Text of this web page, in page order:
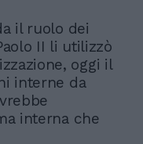
il ruolo dei
II li utilizzò
oggi il
interne da
interna che